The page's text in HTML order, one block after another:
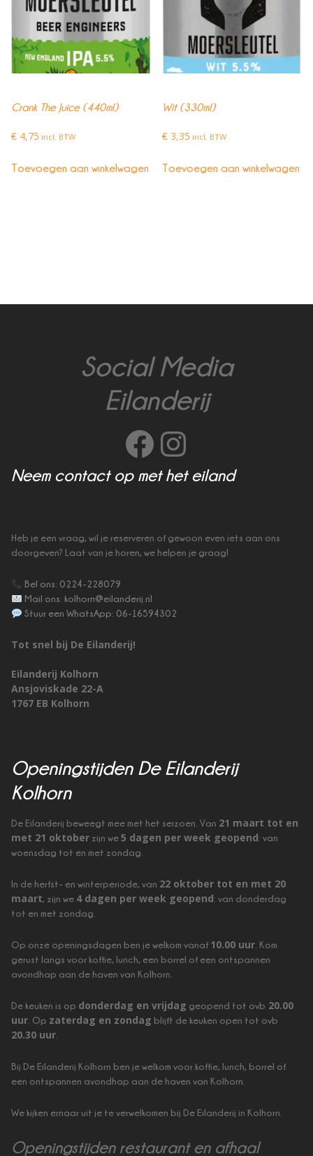
Crank The Juice (440ml)
€ 4,75 incl. BTW
Toevoegen aan winkelwagen
Wit (330ml)
€ 3,35 incl. BTW
Toevoegen aan winkelwagen
Social Media
Eilanderij
Facebook
Instagram
Neem contact op met het eiland
Heb je een vraag, wil je reserveren of gewoon even iets aan ons
doorgeven? Laat van je horen, we helpen je graag!
Bel ons: 0224-228079
Mail ons: kolhorn@eilanderij.nl
Stuur een WhatsApp: 06-16594302
Tot snel bij De Eilanderij!
Eilanderij Kolhorn
Ansjoviskade 22-A
1767 EB Kolhorn
Openingstijden De Eilanderij
Kolhorn
De Eilanderij beweegt mee met het seizoen. Van 21 maart tot en
met 21 oktober zijn we 5 dagen per week geopend: van
woensdag tot en met zondag.
In de herfst- en winterperiode, van 22 oktober tot en met 20
maart, zijn we 4 dagen per week geopend: van donderdag
tot en met zondag.
Op onze openingsdagen ben je welkom vanaf 10.00 uur . Kom
gerust langs voor koffie, lunch, een borrel of een ontspannen
avondhap aan de haven van Kolhorn.
De keuken is op donderdag en vrijdag geopend tot ovb 20.00
uur . Op zaterdag en zondag blijft de keuken open tot ovb
20.30 uur
Bij De Eilanderij Kolhorn ben je welkom voor koffie, lunch, borrel of
een ontspannen avondhap aan de haven van Kolhorn.
We kijken ernaar uit je te verwelkomen bij De Eilanderij in Kolhorn.
Openingstijden restaurant en afhaal